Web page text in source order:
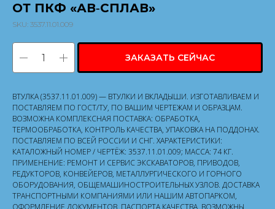
ОТ ПКФ «АВ‑СПЛАВ»
SKU: 3537.11.01.009
ЗАКАЗАТЬ СЕЙЧАС
ВТУЛКА (3537.11.01.009) — ВТУЛКИ И ВКЛАДЫШИ. ИЗГОТАВЛИВАЕМ И
ПОСТАВЛЯЕМ ПО ГОСТ/ТУ, ПО ВАШИМ ЧЕРТЕЖАМ И ОБРАЗЦАМ.
ВОЗМОЖНА КОМПЛЕКСНАЯ ПОСТАВКА: ОБРАБОТКА,
ТЕРМООБРАБОТКА, КОНТРОЛЬ КАЧЕСТВА, УПАКОВКА НА ПОДДОНАХ.
ПОСТАВЛЯЕМ ПО ВСЕЙ РОССИИ И СНГ. ХАРАКТЕРИСТИКИ:
КАТАЛОЖНЫЙ НОМЕР / ЧЕРТЁЖ: 3537.11.01.009; МАССА: 74 КГ.
ПРИМЕНЕНИЕ: РЕМОНТ И СЕРВИС ЭКСКАВАТОРОВ, ПРИВОДОВ,
РЕДУКТОРОВ, КОНВЕЙЕРОВ, МЕТАЛЛУРГИЧЕСКОГО И ГОРНОГО
ОБОРУДОВАНИЯ, ОБЩЕМАШИНОСТРОИТЕЛЬНЫХ УЗЛОВ. ДОСТАВКА
ТРАНСПОРТНЫМИ КОМПАНИЯМИ ИЛИ НАШИМ АВТОПАРКОМ,
ОФОРМЛЕНИЕ ДОКУМЕНТОВ, ПАСПОРТА КАЧЕСТВА. ВОЗМОЖНЫ